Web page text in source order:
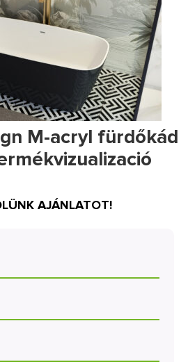
M-acryl fürdőkád
AJÁNLATOT!